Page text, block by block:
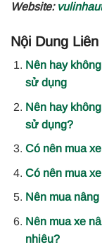
Website:
Nội Dung
Nên hay
sử dụng
Nên hay
sử dụng?
Có nên mua
Có nên mua
Nên mua
Nên mua xe
nhiêu?